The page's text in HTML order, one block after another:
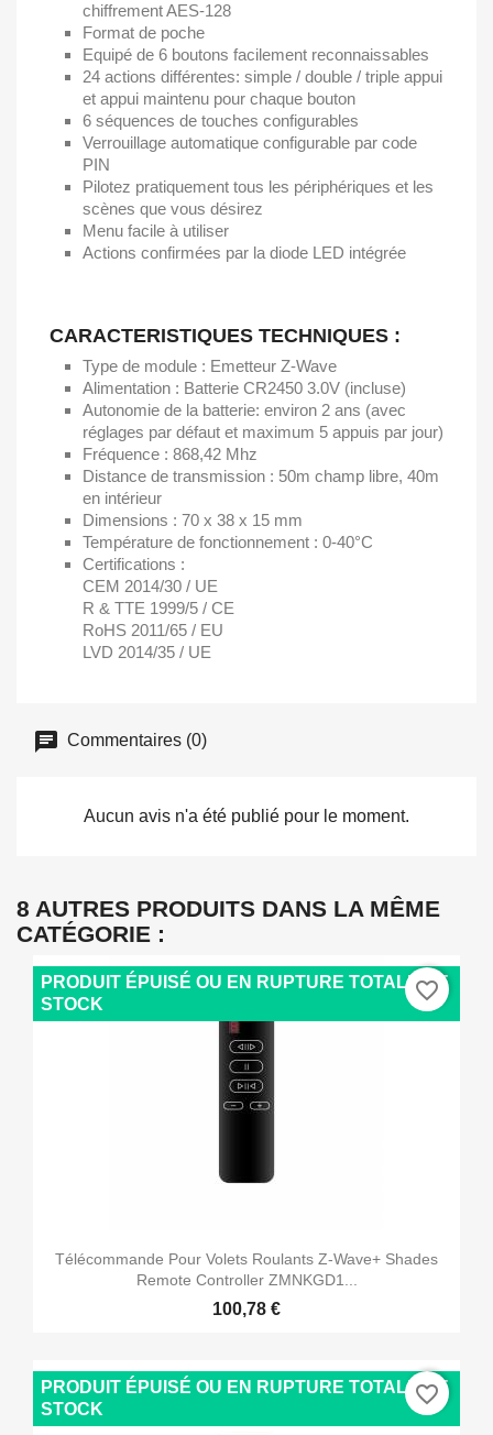
chiffrement AES-128
Format de poche
Equipé de 6 boutons facilement reconnaissables
24 actions différentes: simple / double / triple appui
et appui maintenu pour chaque bouton
6 séquences de touches configurables
Verrouillage automatique configurable par code
PIN
Pilotez pratiquement tous les périphériques et les
scènes que vous désirez
Menu facile à utiliser
Actions confirmées par la diode LED intégrée
CARACTERISTIQUES TECHNIQUES :
Type de module : Emetteur Z-Wave
Alimentation : Batterie CR2450 3.0V (incluse)
Autonomie de la batterie: environ 2 ans (avec
réglages par défaut et maximum 5 appuis par jour)
Fréquence : 868,42 Mhz
Distance de transmission : 50m champ libre, 40m
en intérieur
Dimensions : 70 x 38 x 15 mm
Température de fonctionnement : 0-40°C
Certifications :
CEM 2014/30 / UE
R & TTE 1999/5 / CE
RoHS 2011/65 / EU
LVD 2014/35 / UE
Commentaires (0)
Aucun avis n'a été publié pour le moment.
8 AUTRES PRODUITS DANS LA MÊME
CATÉGORIE :
Télécommande Pour Volets Roulants Z-Wave+ Shades
Remote Controller ZMNKGD1...
100,78 €
PRODUIT ÉPUISÉ OU EN RUPTURE TOTALE DE
STOCK
favorite_border
PRODUIT ÉPUISÉ OU EN RUPTURE TOTALE DE
STOCK
favorite_border